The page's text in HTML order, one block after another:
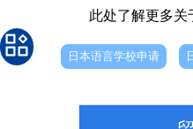
此处了解更多关
日本语言学校申请